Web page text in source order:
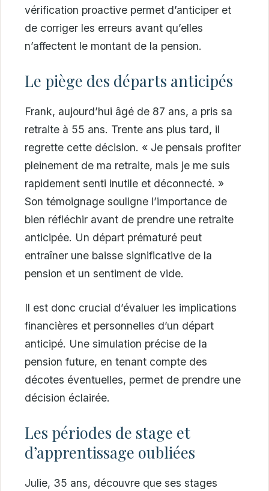
vérification proactive permet d’anticiper et
de corriger les erreurs avant qu’elles
n’affectent le montant de la pension.
Le piège des départs anticipés
Frank, aujourd’hui âgé de 87 ans, a pris sa
retraite à 55 ans. Trente ans plus tard, il
regrette cette décision. « Je pensais profiter
pleinement de ma retraite, mais je me suis
rapidement senti inutile et déconnecté. »
Son témoignage souligne l’importance de
bien réfléchir avant de prendre une retraite
anticipée. Un départ prématuré peut
entraîner une baisse significative de la
pension et un sentiment de vide.
Il est donc crucial d’évaluer les implications
financières et personnelles d’un départ
anticipé. Une simulation précise de la
pension future, en tenant compte des
décotes éventuelles, permet de prendre une
décision éclairée.
Les périodes de stage et
d’apprentissage oubliées
Julie, 35 ans, découvre que ses stages